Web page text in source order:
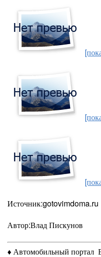
Источник:gotovimdoma.ru
Автор:Влад Пискунов
♦ Автомобильный портал